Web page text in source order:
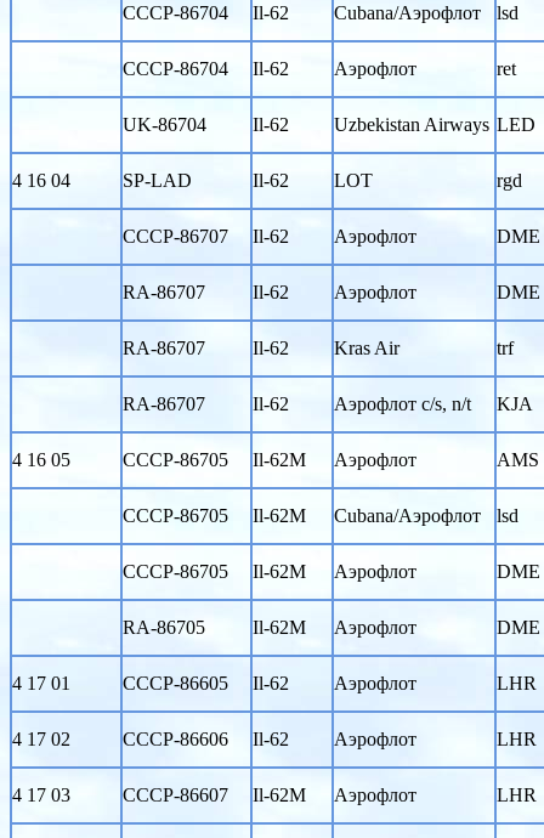
CCCP-86704 Il-62 Cubana/Аэрофлот lsd
CCCP-86704 Il-62 Аэрофлот ret
UK-86704 Il-62 Uzbekistan Airways LED
4 16 04 SP-LAD Il-62 LOT rgd
CCCP-86707 Il-62 Аэрофлот DME
RA-86707 Il-62 Аэрофлот DME
RA-86707 Il-62 Kras Air trf
RA-86707 Il-62 Аэрофлот c/s, n/t KJA
4 16 05 CCCP-86705 Il-62M Аэрофлот AMS
CCCP-86705 Il-62M Cubana/Аэрофлот lsd
CCCP-86705 Il-62M Аэрофлот DME
RA-86705 Il-62M Аэрофлот DME
4 17 01 CCCP-86605 Il-62 Аэрофлот LHR
4 17 02 CCCP-86606 Il-62 Аэрофлот LHR
4 17 03 CCCP-86607 Il-62M Аэрофлот LHR